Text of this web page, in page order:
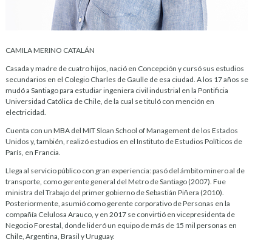
CAMILA MERINO CATALÁN
Casada y madre de cuatro hijos, nació en Concepción y cursó sus estudios
secundarios en el Colegio Charles de Gaulle de esa ciudad. A los 17 años se
mudó a Santiago para estudiar ingeniera civil industrial en la Pontificia
Universidad Católica de Chile, de la cual se tituló con mención en
electricidad.
Cuenta con un MBA del MIT Sloan School of Management de los Estados
Unidos y, también, realizó estudios en el Instituto de Estudios Políticos de
París, en Francia.
Llega al servicio público con gran experiencia: pasó del ámbito minero al de
transporte, como gerente general del Metro de Santiago (2007). Fue
ministra del Trabajo del primer gobierno de Sebastián Piñera (2010).
Posteriormente, asumió como gerente corporativo de Personas en la
compañía Celulosa Arauco, y en 2017 se convirtió en vicepresidenta de
Negocio Forestal, donde lideró un equipo de más de 15 mil personas en
Chile, Argentina, Brasil y Uruguay.